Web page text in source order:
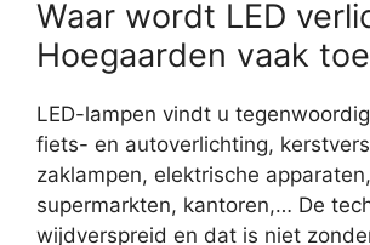
Waar wordt LED
Hoegaarden vaak
LED-lampen vindt u
fiets- en autoverlichting,
zaklampen, elektrische apparaten,
supermarkten, kantoren,… De
wijdverspreid en dat is niet